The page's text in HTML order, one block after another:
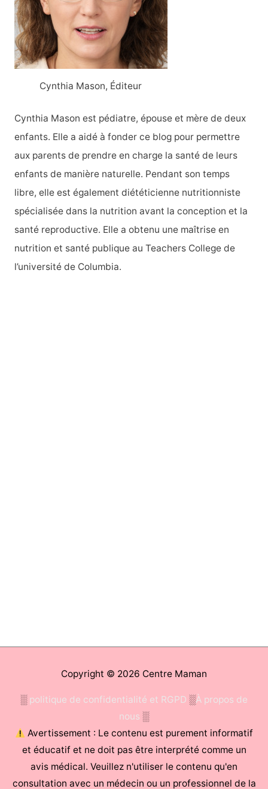
h
e
r
Cynthia Mason, Éditeur
Cynthia Mason est pédiatre, épouse et mère de deux
enfants. Elle a aidé à fonder ce blog pour permettre
aux parents de prendre en charge la santé de leurs
enfants de manière naturelle. Pendant son temps
libre, elle est également diététicienne nutritionniste
spécialisée dans la nutrition avant la conception et la
santé reproductive. Elle a obtenu une maîtrise en
nutrition et santé publique au Teachers College de
l’université de Columbia.
Copyright © 2026 Centre Maman
░ politique de confidentialité et RGPD ░À propos de
nous ░
Avertissement : Le contenu est purement informatif
et éducatif et ne doit pas être interprété comme un
avis médical. Veuillez n'utiliser le contenu qu'en
consultation avec un médecin ou un professionnel de la